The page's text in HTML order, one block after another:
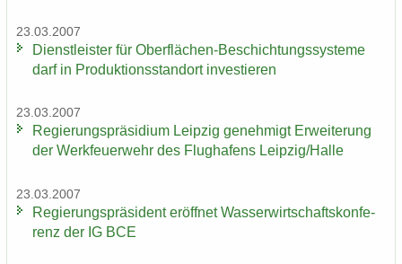
23.03.2007
Dienst­leis­ter für Oberflächen-​Beschichtungssysteme
darf in Pro­duk­ti­ons­stand­ort in­ves­tie­ren
23.03.2007
Re­gie­rungs­prä­si­di­um Leip­zig ge­neh­migt Er­wei­te­rung
der Werk­feu­er­wehr des Flug­ha­fens Leip­zig/Halle
23.03.2007
Re­gie­rungs­prä­si­dent er­öff­net Was­ser­wirt­schafts­kon­fe­
renz der IG BCE